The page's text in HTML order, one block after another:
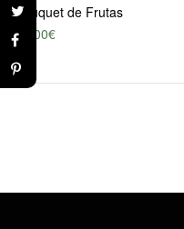
Bouquet de Frutas
48,00€